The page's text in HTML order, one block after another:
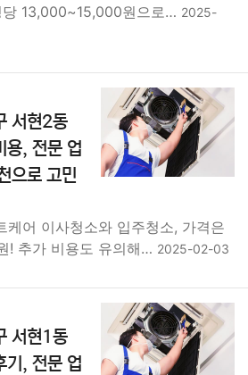
당 13,000~15,000원으로… 2025-
서현2동
용, 전문 업
으로 고민
케어 이사청소와 입주청소, 가격은
! 추가 비용도 유의해… 2025-02-03
서현1동
기, 전문 업